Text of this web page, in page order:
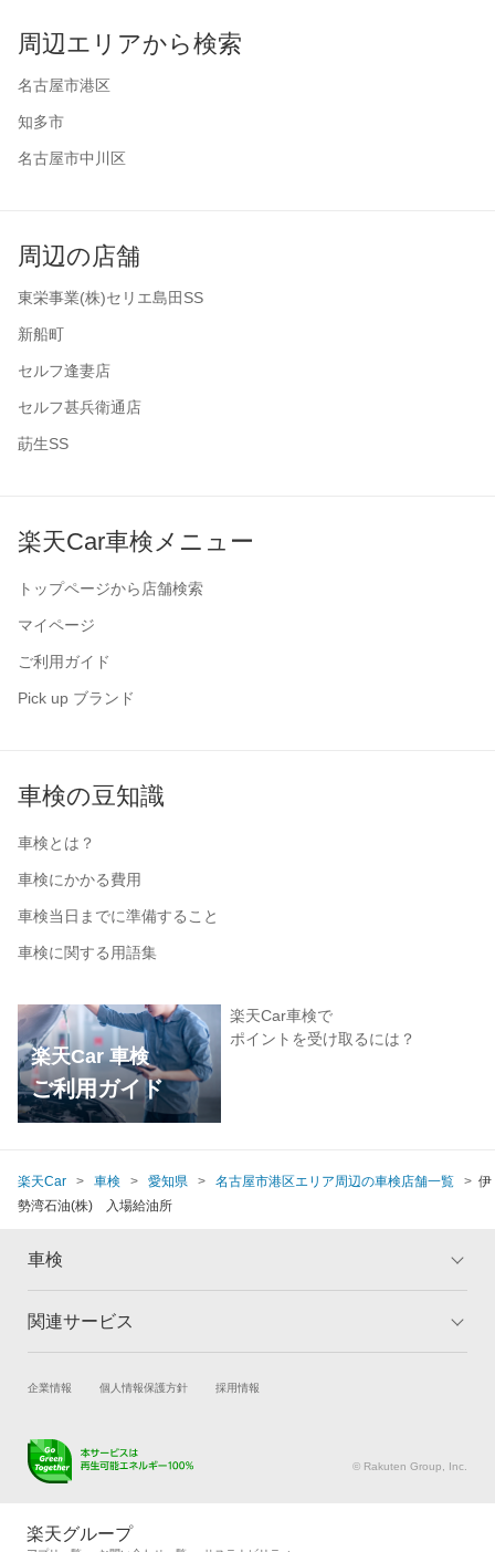
周辺エリアから検索
名古屋市港区
知多市
名古屋市中川区
周辺の店舗
東栄事業(株)セリエ島田SS
新船町
セルフ逢妻店
セルフ甚兵衛通店
莇生SS
楽天Car車検メニュー
トップページから店舗検索
マイページ
ご利用ガイド
Pick up ブランド
車検の豆知識
車検とは？
車検にかかる費用
車検当日までに準備すること
車検に関する用語集
楽天Car 車検
ご利用ガイド
楽天Car車検で
ポイントを受け取るには？
楽天Car 車検 愛知県 名古屋市港区エリア周辺の車検店舗一覧
伊
勢湾石油(株) 入場給油所
車検
トップ
車検の基礎知識 キャンペーン一覧
関連サービス
試乗・商談 新車購入
キズ修理予約
メンテナンス管理
タイヤ交換サービス
企業情報 個人情報保護方針 採用情報
© Rakuten Group, Inc.
楽天グループ